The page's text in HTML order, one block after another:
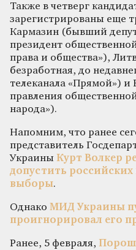
Также в четверг
зарегистрированы еще
Кармазин (бывший
президент
права и общества»),
безработная, до
телеканала «Прямой») и
правления
народа»).
Напомним, что ранее
представитель
Украины Курт Волкер
допустить
выборы.
Однако МИД Украины
проигнорировал его
Ранее, 5 февраля,